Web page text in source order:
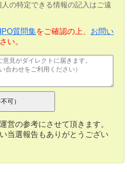
の特定できる情報の記入はご遠
IPO質問集をご確認の上、 お問い
い。
営の参考にさせて頂きます。
当選報告もありがとうござい